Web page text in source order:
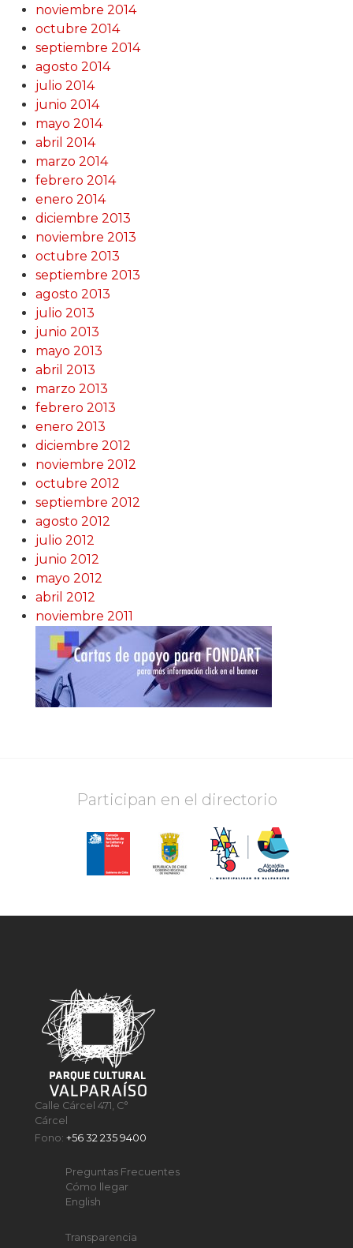
noviembre 2014
octubre 2014
septiembre 2014
agosto 2014
julio 2014
junio 2014
mayo 2014
abril 2014
marzo 2014
febrero 2014
enero 2014
diciembre 2013
noviembre 2013
octubre 2013
septiembre 2013
agosto 2013
julio 2013
junio 2013
mayo 2013
abril 2013
marzo 2013
febrero 2013
enero 2013
diciembre 2012
noviembre 2012
octubre 2012
septiembre 2012
agosto 2012
julio 2012
junio 2012
mayo 2012
abril 2012
noviembre 2011
Participan en el directorio
Calle Cárcel 471, C°
Cárcel
Fono:+56 32 235 9400
Preguntas Frecuentes
Cómo llegar
English
Transparencia